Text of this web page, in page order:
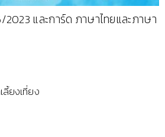
และการ์ด ภาษาไทยและภาษา
ลี้ยงเที่ยง